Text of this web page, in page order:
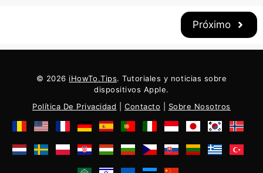
Próximo
© 2026 iHowTo.Tips. Tutoriales y noticias sobre
dispositivos Apple.
Política De Privacidad
Contacto Sobre Nosotros